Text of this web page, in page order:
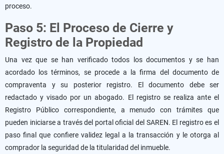
proceso.
Paso 5: El Proceso de Cierre y
Registro de la Propiedad
Una vez que se han verificado todos los documentos y se han
acordado los términos, se procede a la firma del documento de
compraventa y su posterior registro. El documento debe ser
redactado y visado por un abogado. El registro se realiza ante el
Registro Público correspondiente, a menudo con trámites que
pueden iniciarse a través del portal oficial del SAREN. El registro es el
paso final que confiere validez legal a la transacción y le otorga al
comprador la seguridad de la titularidad del inmueble.